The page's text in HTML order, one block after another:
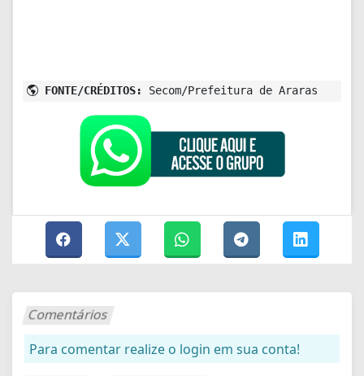
FONTE/CRÉDITOS: Secom/Prefeitura de Araras
Comentários
Para comentar realize o login em sua conta!